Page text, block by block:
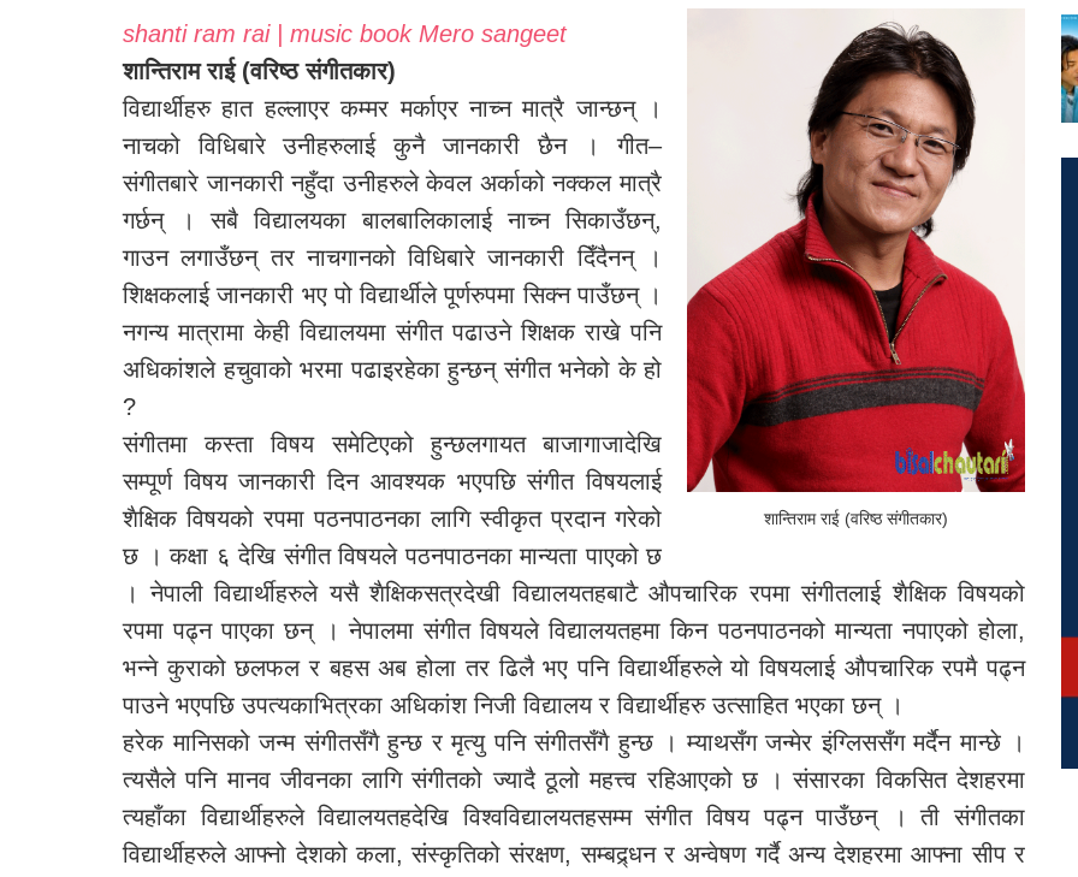
शान्तिराम राई (वरिष्ठ संगीतकार)
shanti ram rai | music book Mero sangeet
शान्तिराम राई (वरिष्ठ संगीतकार)
विद्यार्थीहरु हात हल्लाएर कम्मर मर्काएर नाच्न मात्रै जान्छन् ।
नाचको विधिबारे उनीहरुलाई कुनै जानकारी छैन । गीत–
संगीतबारे जानकारी नहुँदा उनीहरुले केवल अर्काको नक्कल मात्रै
गर्छन् । सबै विद्यालयका बालबालिकालाई नाच्न सिकाउँछन्,
गाउन लगाउँछन् तर नाचगानको विधिबारे जानकारी दिँदैनन् ।
शिक्षकलाई जानकारी भए पो विद्यार्थीले पूर्णरुपमा सिक्न पाउँछन् ।
नगन्य मात्रामा केही विद्यालयमा संगीत पढाउने शिक्षक राखे पनि
अधिकांशले हचुवाको भरमा पढाइरहेका हुन्छन् संगीत भनेको के हो
?
संगीतमा कस्ता विषय समेटिएको हुन्छलगायत बाजागाजादेखि
सम्पूर्ण विषय जानकारी दिन आवश्यक भएपछि संगीत विषयलाई
शैक्षिक विषयको रपमा पठनपाठनका लागि स्वीकृत प्रदान गरेको
छ । कक्षा ६ देखि संगीत विषयले पठनपाठनका मान्यता पाएको छ
। नेपाली विद्यार्थीहरुले यसै शैक्षिकसत्रदेखी विद्यालयतहबाटै औपचारिक रपमा संगीतलाई शैक्षिक विषयको
रपमा पढ्न पाएका छन् । नेपालमा संगीत विषयले विद्यालयतहमा किन पठनपाठनको मान्यता नपाएको होला,
भन्ने कुराको छलफल र बहस अब होला तर ढिलै भए पनि विद्यार्थीहरुले यो विषयलाई औपचारिक रपमै पढ्न
पाउने भएपछि उपत्यकाभित्रका अधिकांश निजी विद्यालय र विद्यार्थीहरु उत्साहित भएका छन् ।
हरेक मानिसको जन्म संगीतसँगै हुन्छ र मृत्यु पनि संगीतसँगै हुन्छ । म्याथसँग जन्मेर इंग्लिससँग मर्दैन मान्छे ।
त्यसैले पनि मानव जीवनका लागि संगीतको ज्यादै ठूलो महत्त्व रहिआएको छ । संसारका विकसित देशहरमा
त्यहाँका विद्यार्थीहरुले विद्यालयतहदेखि विश्वविद्यालयतहसम्म संगीत विषय पढ्न पाउँछन् । ती संगीतका
विद्यार्थीहरुले आफ्नो देशको कला, संस्कृतिको संरक्षण, सम्बद्र्धन र अन्वेषण गर्दै अन्य देशहरमा आफ्ना सीप र